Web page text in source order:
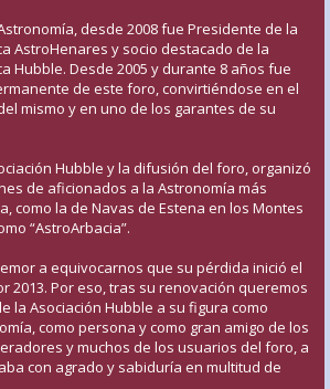
desde 2008 fue Presidente de la
AstroHenares y socio destacado de la
Hubble. Desde 2005 y durante 8 años fue
de este foro, convirtiéndose en el
mismo y en uno de los garantes de su
Hubble y la difusión del foro, organizó
de aficionados a la Astronomía más
como la de Navas de Estena en los Montes
“AstroArbacia”.
a equivocarnos que su pérdida inició el
2013. Por eso, tras su renovación queremos
la Asociación Hubble a su figura como
como persona y como gran amigo de los
y muchos de los usuarios del foro, a
con agrado y sabiduría en multitud de